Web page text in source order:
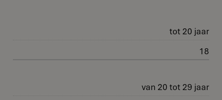
tot 20 jaar
18
van 20 tot 29 jaar